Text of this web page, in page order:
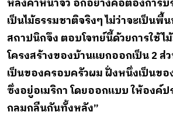
หลังคาหน้าจั่ว อีกอย่างคือต้องการบ
เป็นไม้ธรรมชาติจริงๆ ไม่ว่าจะเป็นพื้
สถาปนิกจึง ตอบโจทย์นี้ด้วยการใช้ไ
โครงสร้างของบ้านแยกออกเป็น 2 ส่
เป็นของครอบครัวผม ฝั่งหนึ่งเป็นข
ซึ่งอยู่อเมริกา โดยออกแบบ ให้องค์
กลมกลืนกันทั้งหลัง”